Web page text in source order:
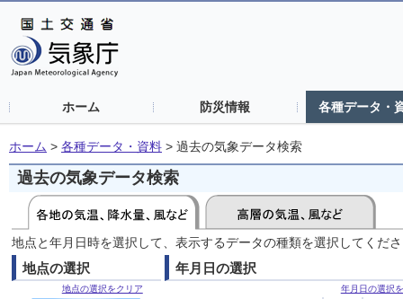
ホーム 防災情報 各種データ・
ホーム > 各種データ・資料 > 過去の気象データ検索
過去の気象データ検索
地点と年月日時を選択して、表示するデータの種類を選択してくだ
地点の選択
地点の選択をクリア
年月日の選択
年月日の選択